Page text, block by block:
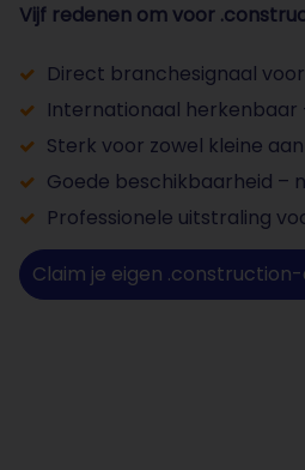
Vijf redenen om voor
Direct branchesignaal
Internationaal herkenbaar
Sterk voor zowel kleine
Goede beschikbaarheid –
Professionele uitstraling
Claim je eigen